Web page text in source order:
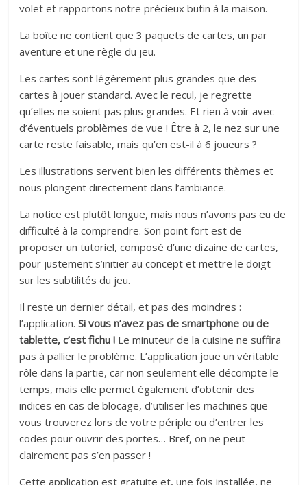
volet et rapportons notre précieux butin à la maison.
La boîte ne contient que 3 paquets de cartes, un par
aventure et une règle du jeu.
Les cartes sont légèrement plus grandes que des
cartes à jouer standard. Avec le recul, je regrette
qu’elles ne soient pas plus grandes. Et rien à voir avec
d’éventuels problèmes de vue ! Être à 2, le nez sur une
carte reste faisable, mais qu’en est-il à 6 joueurs ?
Les illustrations servent bien les différents thèmes et
nous plongent directement dans l’ambiance.
La notice est plutôt longue, mais nous n’avons pas eu de
difficulté à la comprendre. Son point fort est de
proposer un tutoriel, composé d’une dizaine de cartes,
pour justement s’initier au concept et mettre le doigt
sur les subtilités du jeu.
Il reste un dernier détail, et pas des moindres :
l’application. Si vous n’avez pas de smartphone ou de
tablette, c’est fichu ! Le minuteur de la cuisine ne suffira
pas à pallier le problème. L’application joue un véritable
rôle dans la partie, car non seulement elle décompte le
temps, mais elle permet également d’obtenir des
indices en cas de blocage, d’utiliser les machines que
vous trouverez lors de votre périple ou d’entrer les
codes pour ouvrir des portes… Bref, on ne peut
clairement pas s’en passer !
Cette application est gratuite et, une fois installée, ne